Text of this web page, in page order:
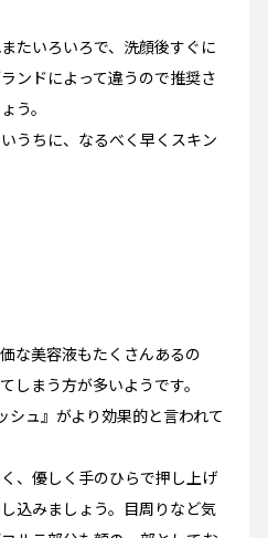
たいろいろで、洗顔後すぐに
ンドによって違うので推奨さ
う。
うちに、なるべく早くスキン
な美容液もたくさんあるの
しまう方が多いようです。
シュ』 がより効果的と言われて
、優しく手のひらで押し上げ
込みましょう。目周りなど気